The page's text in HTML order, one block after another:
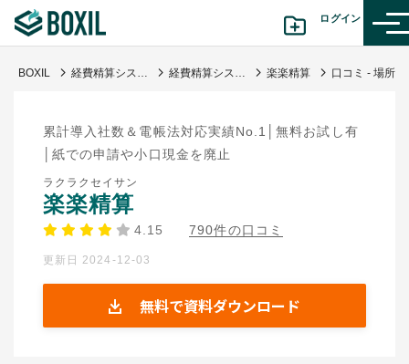
ログイン
診断から探す(β版)
記事から探す
BOXIL 経費精算システム比較おすすめ18選 | タイプ図解や料金表と選び方 経費精算システム 楽楽精算
累計導入社数＆電帳法対応実績No.1│無料お試し有
│紙での申請や小口現金を廃止
ラクラクセイサン
楽楽精算
4.15 790件の口コミ
更新日 2024-12-03
無料で資料ダウンロード